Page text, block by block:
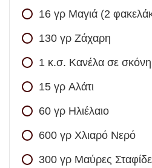
16 γρ Μαγιά (2
130 γρ Ζάχαρη
1 κ.σ. Κανέλα σε σκόνη
15 γρ Αλάτι
60 γρ Ηλιέλαιο
600 γρ Χλιαρό Νερό
300 γρ Μαύρες